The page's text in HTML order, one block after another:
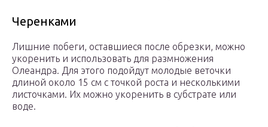
Черенками
Лишние побеги, оставшиеся после обрезки, можно
укоренить и использовать для размножения
Олеандра. Для этого подойдут молодые веточки
длиной около 15 см с точкой роста и несколькими
листочками. Их можно укоренить в субстрате или
воде.